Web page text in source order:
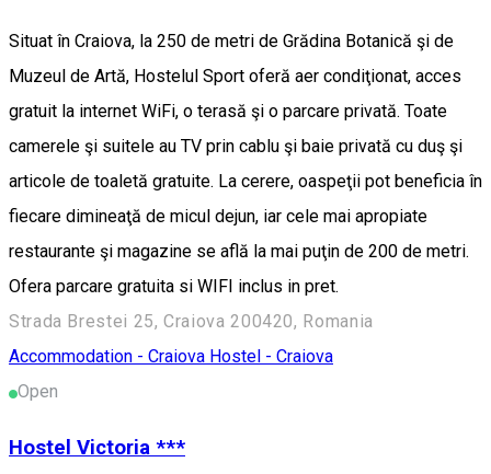
Situat în Craiova, la 250 de metri de Grădina Botanică şi de
Muzeul de Artă, Hostelul Sport oferă aer condiţionat, acces
gratuit la internet WiFi, o terasă şi o parcare privată. Toate
camerele şi suitele au TV prin cablu şi baie privată cu duş şi
articole de toaletă gratuite. La cerere, oaspeţii pot beneficia în
fiecare dimineaţă de micul dejun, iar cele mai apropiate
restaurante şi magazine se află la mai puţin de 200 de metri.
Ofera parcare gratuita si WIFI inclus in pret.
Strada Brestei 25, Craiova 200420, Romania
Accommodation - Craiova Hostel - Craiova
Open
Hostel Victoria ***